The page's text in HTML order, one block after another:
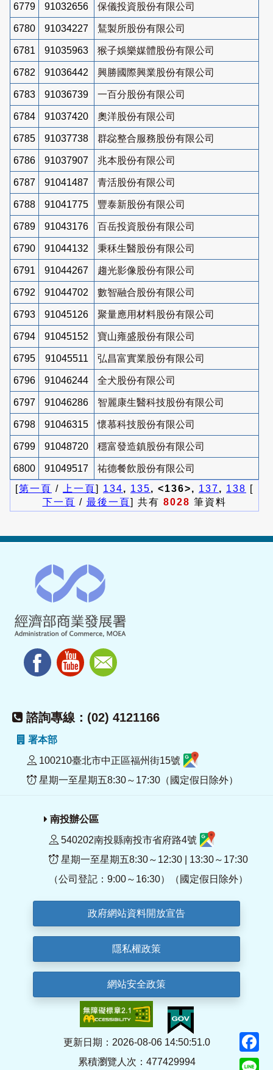
6779 91032656 保儀投資股份有限公司
6780 91034227 鵟製所股份有限公司
6781 91035963 猴子娛樂媒體股份有限公司
6782 91036442 興勝國際興業股份有限公司
6783 91036739 一百分股份有限公司
6784 91037420 奧洋股份有限公司
6785 91037738 群惢整合服務股份有限公司
6786 91037907 兆本股份有限公司
6787 91041487 青活股份有限公司
6788 91041775 豐泰新股份有限公司
6789 91043176 百岳投資股份有限公司
6790 91044132 秉秝生醫股份有限公司
6791 91044267 趨光影像股份有限公司
6792 91044702 數智融合股份有限公司
6793 91045126 聚量應用材料股份有限公司
6794 91045152 寶山雍盛股份有限公司
6795 91045511 弘昌富實業股份有限公司
6796 91046244 全犬股份有限公司
6797 91046286 智麗康生醫科技股份有限公司
6798 91046315 懷慕科技股份有限公司
6799 91048720 穩富發造鎮股份有限公司
6800 91049517
祐德餐飲股份有限公司
[第一頁 / 上一頁] 134, 135, <136>, 137, 138 [
下一頁 / 最後一頁] 共有 8028 筆資料
諮詢專線：(02) 4121166
署本部
100210臺北市中正區福州街15號
星期一至星期五8:30～17:30（國定假日除外）
南投辦公區
540202南投縣南投市省府路4號
星期一至星期五8:30～12:30 | 13:30～17:30
（公司登記：9:00～16:30）（國定假日除外）
政府網站資料開放宣告
隱私權政策
網站安全政策
更新日期：2026-08-06 14:50:51.0
累積瀏覽人次：477429994